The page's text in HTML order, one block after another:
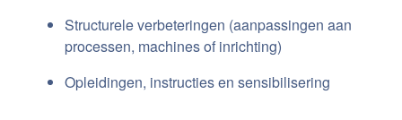
Structurele verbeteringen (aanpassingen aan
processen, machines of inrichting)
Opleidingen, instructies en sensibilisering